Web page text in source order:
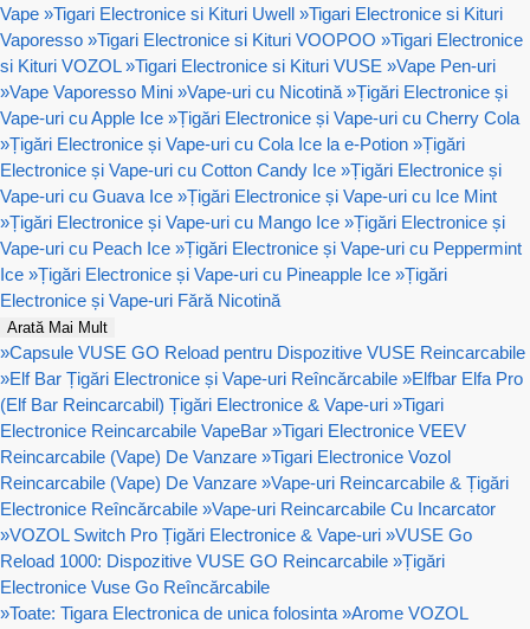
Vape »Tigari Electronice si Kituri Uwell »Tigari Electronice si Kituri
Vaporesso »Tigari Electronice si Kituri VOOPOO »Tigari Electronice
si Kituri VOZOL »Tigari Electronice si Kituri VUSE »Vape Pen-uri
»Vape Vaporesso Mini »Vape-uri cu Nicotină »Țigări Electronice și
Vape-uri cu Apple Ice »Țigări Electronice și Vape-uri cu Cherry Cola
»Țigări Electronice și Vape-uri cu Cola Ice la e-Potion »Țigări
Electronice și Vape-uri cu Cotton Candy Ice »Țigări Electronice și
Vape-uri cu Guava Ice »Țigări Electronice și Vape-uri cu Ice Mint
»Țigări Electronice și Vape-uri cu Mango Ice »Țigări Electronice și
Vape-uri cu Peach Ice »Țigări Electronice și Vape-uri cu Peppermint
Ice »Țigări Electronice și Vape-uri cu Pineapple Ice »Țigări
Electronice și Vape-uri Fără Nicotină
Arată Mai Mult
»Capsule VUSE GO Reload pentru Dispozitive VUSE Reincarcabile
»Elf Bar Țigări Electronice și Vape-uri Reîncărcabile »Elfbar Elfa Pro
(Elf Bar Reincarcabil) Țigări Electronice & Vape-uri »Tigari
Electronice Reincarcabile VapeBar »Tigari Electronice VEEV
Reincarcabile (Vape) De Vanzare »Tigari Electronice Vozol
Reincarcabile (Vape) De Vanzare »Vape-uri Reincarcabile & Țigări
Electronice Reîncărcabile »Vape-uri Reincarcabile Cu Incarcator
»VOZOL Switch Pro Țigări Electronice & Vape-uri »VUSE Go
Reload 1000: Dispozitive VUSE GO Reincarcabile »Țigări
Electronice Vuse Go Reîncărcabile
»Toate: Tigara Electronica de unica folosinta »Arome VOZOL